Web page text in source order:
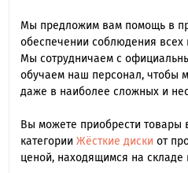
Мы предложим вам помощь в
обеспечении соблюдения
Мы сотрудничаем с
обучаем наш персонал, чтобы
даже в наиболее сложных и
Вы можете приобрести товары
категории Жёсткие диски от
ценой, находящимся на складе